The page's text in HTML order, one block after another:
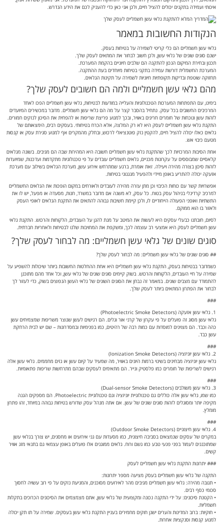
איכותי ועמידה בתקנים יכולים להציל חיים, ולכן אני כאן כדי להעניק לכם את הידע הנדרש.
הנקודות החשובות במאמר
גלאי עשן חשמליים הם כלי קריטי לשמירה על בטיחות בעסק.
ישנם סוגים שונים של גלאי עשן, ולכן חשוב לבחור את המתאים לעסק שלך.
תכנון ובחירת המיקום הנכון להתקנה הם שלבים חיוניים בהקמת המערכת.
המערכת החשמלית דורשת עמידה בתקני בטיחות מיוחדים בעת ההתקנה.
תחזוקה שוטפת ובדיקות תקופתיות חיוניות לשמירה על תקינות הגלאים.
מהם גלאי עשן חשמליים ולמה הם חשובים לעסק שלך?
בימינו, עם התפתחות המערכות הטכנולוגיות והעלייה במודעות לבטיחות, גלאי עשן חשמליים הפכו לאחד
המרכיבים החשובים בכל עסק. נתחיל בהסבר קצר על מה הם גלאי עשן חשמליים. מדובר במכשירים המיועדים
לזהות עשן ונוכחות של חומרים חריגים באוויר, ובכך למנוע פריצת שריפות או להפחית את הסיכון לנזקים חמורים.
התקנת גלאי עשן חשמליים לעסק היא לא רק המלצה, אלא הכרח בטיחותי. בעסקים רבים, הימצאותם של
גלאים כאלו יכולה להציל חיים, להקטין נזק פוטנציאלי לרכוש, ובחלק מהמקרים אף למנוע סגירת עסק או קנסות
מטעם כיבוי אש.
אחת הסיבות המרכזיות לכך שהתקנת גלאי עשן חשמליים חשובה היא המהירות שבה הם מגיבים. בשונה מגלאים
קלאסיים שמבוססים על עקרונות מכניים, גלאים חשמליים עובדים על פי טכנולוגיות מתקדמות ועדכנות, שמיועדות
לזהות סיכון בצורה מהירה ויעילה. זאת אומרת, ברגע שמתרחש אירוע עשן, מערכת הגלאים בשילוב עם מערכת
אזעקה יכולה להתריע באופן מיידי ולהפעיל מנגנוני בטיחות.
אפשרויות קשר עם כוחות הכיבוי וכן מתן עזרה מהירה לעובדים ולאורחים במקום הופכות את הגלאים החשמליים
למרכיב קרדינלי בניהול עסק בטוח. כל עסק, לא משנה אם מדובר במשרד, חנות, מסעדה או מפעל, יש לו את
התשתיות ואופני הפעולה הייחודיים לו, ולכן קיימת חשיבות גבוהה להתאים את התקנת הגלאים לאופי העסק
ולאזור בו הוא ממוקם.
לסיום, חובתנו כבעלי עסקים היא לעשות את המיטב על מנת להגן על העובדים, הלקוחות והרכוש. התקנת גלאי
עשן חשמליים לעסק היא אמצעי רב עוצמה לכך, ומשקפת את המחויבות שלנו לבטיחות ולאחריות חברתית.
סוגים שונים של גלאי עשן חשמליים: מה לבחור לעסק שלך?
## סוגים שונים של גלאי עשן חשמליים: מה לבחור לעסק שלך?
כשמדובר בבטיחות בעסק, התקנת גלאי עשן חשמליים היא אחת ההחלטות החשובות ביותר שיכולות להשפיע על
שמירה על חיי העובדים, הלקוחות והרכוש. בשוק קיימים סוגים שונים של גלאי עשן, וכל אחד מהם מתוכנן
להתמודד עם מצבים שונים. במאמר זה נבחן את הסוגים השונים של גלאי העשן הנפוצים בשוק, כדי לעזור לך
לבחור את הפתרון המתאים ביותר לעסק שלך.
###
1. גלאי עשן אזעקה (Photoelectric Smoke Detectors)
גלאי עשן מסוג זה פועלים על פי עקרון של קרני אור וגלים. הם רגישים לעשן שנוצר משריפות שמצמיחים עשן
כהה וכבד. הם מצוינים למוסדות עם כמות רבה של רהיטים, כמו בפנימיות ובמסדרונות – שם יש לבית הרחקת
עשן כבד.
###
2. גלאי עשן יוניזציה (Ionization Smoke Detectors)
גלאי עשן יוניזציה מבחינים בשינוי ברמות היונים באוויר, מה שמעיד על קיום עשן או גזים מחממים. גלאי עשן אלה
רגישים לשריפות של חומרים כמו פלסטיק ונייר. הם מתאימים לעסקים שבהם מתרחשות שריפות פתאומיות.
###
3. גלאי עשן משולבים (Dual-sensor Smoke Detectors)
כמו שמו, גלאי עשן אלה כוללים גם טכנולוגיית יוניזציה וגם טכנולוגיית Photoelectric. הם מספקים הגנה
מקיפה יותר ומסוגלים לזהות סוגים שונים של עשן. אם אתה מנהל עסק שדורש בטיחות גבוהה במיוחד, זהו פתרון
מומלץ.
###
4. גלאי עשן חיצוניים (Outdoor Smoke Detectors)
במקרים של עסקים שנמצאים בסביבה חיצונית, כמו מסעדות עם גני אירועים או מחסנים, יש צורך בגלאי עשן
שמתוכננים לעמוד בפני פגעי טבע כמו גשם ורוח. גלאים ממוגנים אלו פועלים באופן עצמאי גם בתנאי מזג אוויר
קשים.
### יתרונות התקנת גלאי עשן חשמליים לעסק
התקנה של גלאי עשן חשמליים בעסק מציעה מספר יתרונות:
• תגובה מהירה: גלאי עשן חשמליים מגיבים מהר לאירועים מסוכנים, והמניעת נזקים על פי רוב עשויה לחסוך
סכומי כסף רבים.
• הקטנת סיכונים: על ידי התקנה נכונה ומקצועית של גלאי עשן, אתם מצמצמים את הסיכונים הכרוכים בתקלות
חשמליות.
• חוקיות: ברוב המדינות והערים ישנן חוקים מחמירים בעניין התקנת גלאי עשן בעסקים. שמירה על תו תקן יכולה
למנוע קנסות וסנקציות אחרות.